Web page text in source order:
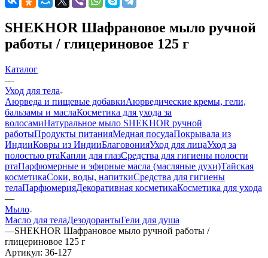
SHEKHOR Шафрановое мыло ручной
работы / глицериновое 125 г
Каталог
—
Уход для тела
Аюрведа и пищевые добавкиАюрведические кремы, гели,
бальзамы и маслаКосметика для ухода за
волосамиНатуральное мыло SHEKHOR ручной
работыПродукты питанияМедная посудаПокрывала из
ИндииКовры из ИндииБлаговонияУход для лицаУход за
полостью ртаКапли для глазСредства для гигиены полости
ртаПарфюмерные и эфирные масла (масляные духи)Тайская
косметикаСоки, воды, напиткиСредства для гигиены
телаПарфюмерияДекоративная косметикаКосметика для ухода
—
Мыло
Масло для телаДезодорантыГели для душа
—SHEKHOR Шафрановое мыло ручной работы /
глицериновое 125 г
Артикул: 36-127